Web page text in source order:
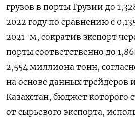
грузов в порты Грузии до
2022 году по сравнению с
2021-м, сократив экспорт
порты соответственно до
2,554 миллиона тонн,
на основе данных трейдеров
Казахстан, бюджет которого
от сырьевого экспорта,